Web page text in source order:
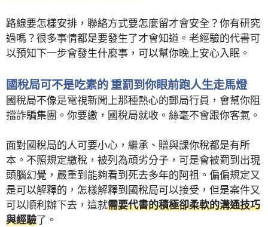
路線要怎樣安排，聯絡方式要怎麼留才會安全？你有研究
過嗎？很多事情都是要發生了才會知道。老經驗的代書可
以預知下一步會發生什麼事，可以幫你晚上安心入眠。
國稅局可不是吃素的 重罰到你眼前跑人生走馬燈
國稅局不像是電視新聞上那種熱心的郵局行員，會幫你阻
擋詐騙集團。你要繳，國稅局就收。絲毫不會跟你客氣。
面對國稅局的人可要小心，繼承、贈與課你稅都是有所
本。不照規定繳稅，被列為頑劣分子，可是會被罰到出現
頭腦幻覺，嚴重到能夠看到死去多年的阿祖。偏偏規定又
是可以解釋的，怎樣解釋到國稅局可以接受，但是案件又
可以順利辦下去，這就需要代書的積極卻柔軟的溝通技巧
與經驗了。